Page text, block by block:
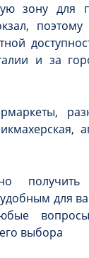
зону для
и за
для
выбора